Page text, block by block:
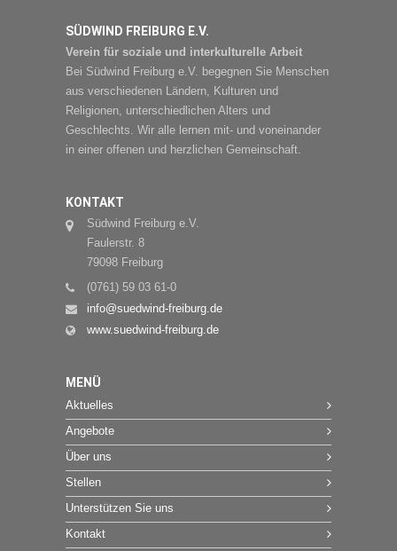
SÜDWIND FREIBURG E.V.
Verein für soziale und interkulturelle Arbeit
Bei Südwind Freiburg e.V. begegnen Sie Menschen
aus verschiedenen Ländern, Kulturen und
Religionen, unterschiedlichen Alters und
Geschlechts. Wir alle lernen mit- und voneinander
in einer offenen und herzlichen Gemeinschaft.
KONTAKT
Südwind Freiburg e.V.
Faulerstr. 8
79098 Freiburg
(0761) 59 03 61-0
info@suedwind-freiburg.de
www.suedwind-freiburg.de
MENÜ
Aktuelles
Angebote
Über uns
Stellen
Unterstützen Sie uns
Kontakt